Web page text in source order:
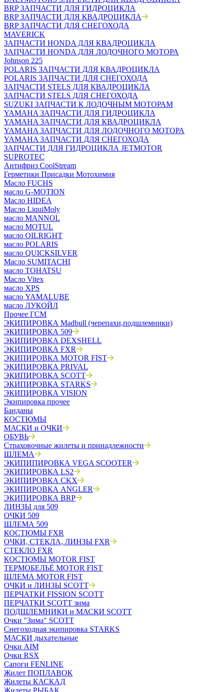
BRP ЗАПЧАСТИ ДЛЯ ГИДРОЦИКЛА
BRP ЗАПЧАСТИ ДЛЯ КВАДРОЦИКЛА
BRP ЗАПЧАСТИ ДЛЯ СНЕГОХОДА
MAVERICK
ЗАПЧАСТИ HONDA ДЛЯ КВАДРОЦИКЛА
ЗАПЧАСТИ HONDA ДЛЯ ЛОДОЧНОГО МОТОРА
Johnson 225
POLARIS ЗАПЧАСТИ ДЛЯ КВАДРОЦИКЛА
POLARIS ЗАПЧАСТИ ДЛЯ СНЕГОХОДА
ЗАПЧАСТИ STELS ДЛЯ КВАДРОЦИКЛА
ЗАПЧАСТИ STELS ДЛЯ СНЕГОХОДА
SUZUKI ЗАПЧАСТИ К ЛОДОЧНЫМ МОТОРАМ
YAMAHA ЗАПЧАСТИ ДЛЯ ГИДРОЦИКЛА
YAMAHA ЗАПЧАСТИ ДЛЯ КВАДРОЦИКЛА
YAMAHA ЗАПЧАСТИ ДЛЯ ЛОДОЧНОГО МОТОРА
YAMAHA ЗАПЧАСТИ ДЛЯ СНЕГОХОДА
ЗАПЧАСТИ ДЛЯ ГИДРОЦИКЛА JETMOTOR
SUPROTEC
Антифриз CoolStream
Герметики Присадки Мотохимия
Масло FUCHS
масло G-MOTION
Масло HIDEA
Масло LiquiMoly
масло MANNOL
масло MOTUL
масло OILRIGHT
масло POLARIS
масло QUICKSILVER
Масло SUMITACHI
масло TOHATSU
Масло Vitex
масло XPS
масло YAMALUBE
масло ЛУКОЙЛ
Прочее ГСМ
ЭКИПИРОВКА Madbull (черепахи,подшлемники)
ЭКИПИРОВКА 509
ЭКИПИРОВКА DEXSHELL
ЭКИПИРОВКА FXR
ЭКИПИРОВКА MOTOR FIST
ЭКИПИРОВКА PRIVAL
ЭКИПИРОВКА SCOTT
ЭКИПИРОВКА STARKS
ЭКИПИРОВКА VISION
Экипировка прочее
Банданы
КОСТЮМЫ
МАСКИ и ОЧКИ
ОБУВЬ
Страховочные жилеты и принадлежности
ШЛЕМА
ЭКИПИПИРОВКА VEGA SCOOTER
ЭКИПИРОВКА LS2
ЭКИПИРОВКА CKX
ЭКИПИРОВКА ANGLER
ЭКИПИРОВКА BRP
ЛИНЗЫ для 509
ОЧКИ 509
ШЛЕМА 509
КОСТЮМЫ FXR
ОЧКИ, СТЕКЛА, ЛИНЗЫ FXR
СТЕКЛО FXR
КОСТЮМЫ MOTOR FIST
ТЕРМОБЕЛЬЁ MOTOR FIST
ШЛЕМА MOTOR FIST
ОЧКИ и ЛИНЗЫ SCOTT
ПЕРЧАТКИ FISSION SCOTT
ПЕРЧАТКИ SCOTT зима
ПОДШЛЕМНИКИ и МАСКИ SCOTT
Очки "Зима" SCOTT
Снегоходная экипировка STARKS
МАСКИ дыхательные
Очки AIM
Очки RSX
Сапоги FENLINE
Жилет ПОПЛАВОК
Жилеты КАСКАД
Жилеты РЫБАК